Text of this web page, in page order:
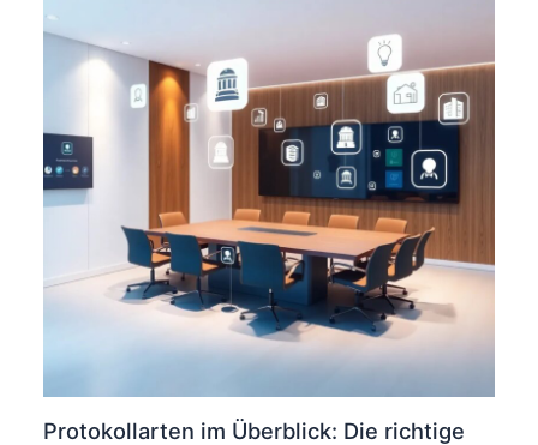
Protokollarten im Überblick: Die richtige